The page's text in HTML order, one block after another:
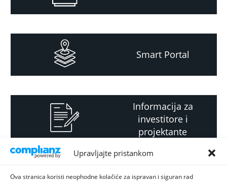
Upravljajte pristankom
Ova stranica koristi neophodne kolačiće za ispravan i siguran rad
Smart Portal
Informacija za
investitore i
projektante
Strateški i planski